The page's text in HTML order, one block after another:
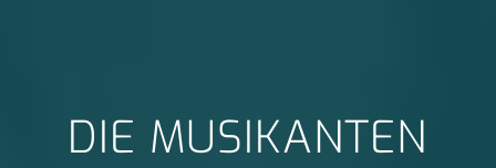
DIE MUSIKANTEN